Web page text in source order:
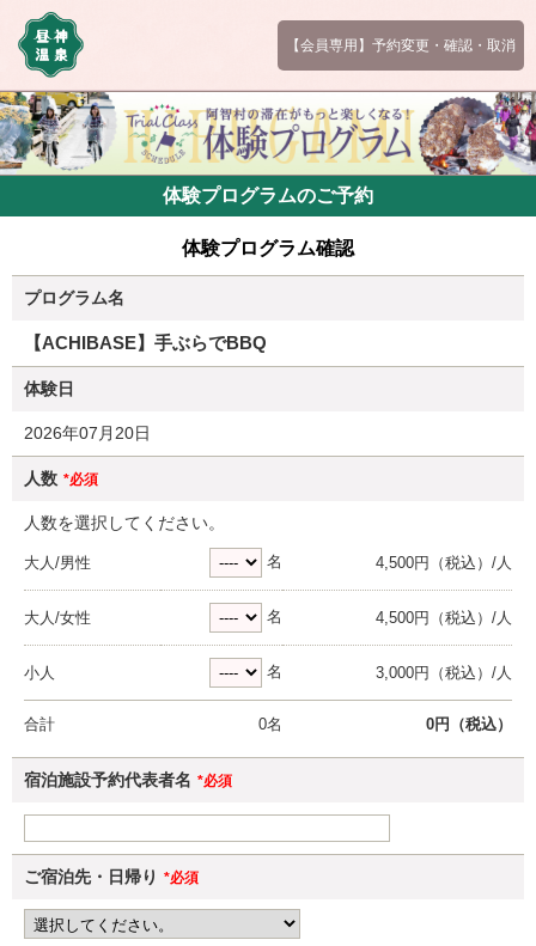
【会員専用】予約変更・確認・取消
体験プログラムのご予約
体験プログラム確認
プログラム名
【ACHIBASE】手ぶらでBBQ
体験日
2026年07月20日
人数 *必須
人数を選択してください。
大人/男性 名 4,500円（税込）/人
大人/女性 名 4,500円（税込）/人
小人 名 3,000円（税込）/人
合計 0名 0円（税込）
宿泊施設予約代表者名 *必須
ご宿泊先・日帰り *必須